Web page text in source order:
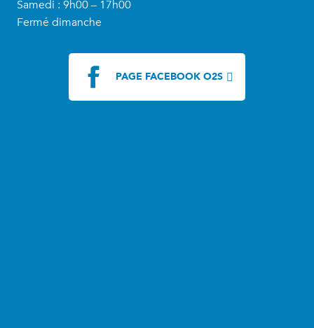
Samedi : 9h00 – 17h00
Fermé dimanche
PAGE FACEBOOK O2S